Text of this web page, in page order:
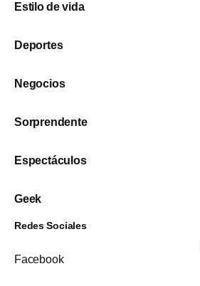
Estilo de vida
Deportes
Negocios
Sorprendente
Espectáculos
Geek
Redes Sociales
Facebook